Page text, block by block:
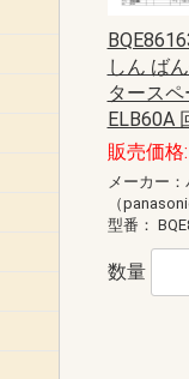
スモークダ
パナソニッ
東芝ライテ
ENDO（遠
三菱電機
マルチ通信
誘導標識
パナソニッ
ホーチキ（
能美防災（
ニッタン（
けむり当番
ねつ当番
ガス当番
キャビネッ
動力分電盤
しん ば
タース
ELB60A
販売価格
メーカー
（
型番：
数量